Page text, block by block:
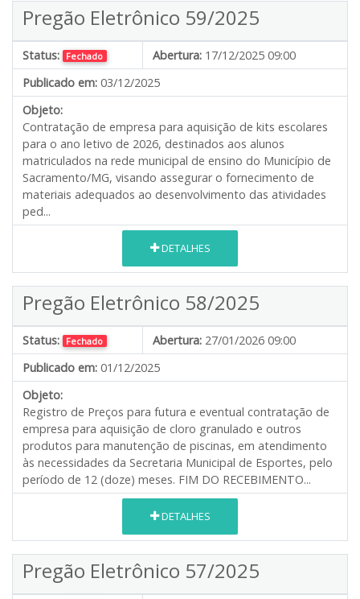
Pregão Eletrônico 59/2025
Status: Fechado Abertura: 17/12/2025 09:00
Publicado em: 03/12/2025
Objeto:
Contratação de empresa para aquisição de kits escolares
para o ano letivo de 2026, destinados aos alunos
matriculados na rede municipal de ensino do Município de
Sacramento/MG, visando assegurar o fornecimento de
materiais adequados ao desenvolvimento das atividades
ped...
DETALHES
Pregão Eletrônico 58/2025
Status: Fechado Abertura: 27/01/2026 09:00
Publicado em: 01/12/2025
Objeto:
Registro de Preços para futura e eventual contratação de
empresa para aquisição de cloro granulado e outros
produtos para manutenção de piscinas, em atendimento
às necessidades da Secretaria Municipal de Esportes, pelo
período de 12 (doze) meses. FIM DO RECEBIMENTO...
DETALHES
Pregão Eletrônico 57/2025